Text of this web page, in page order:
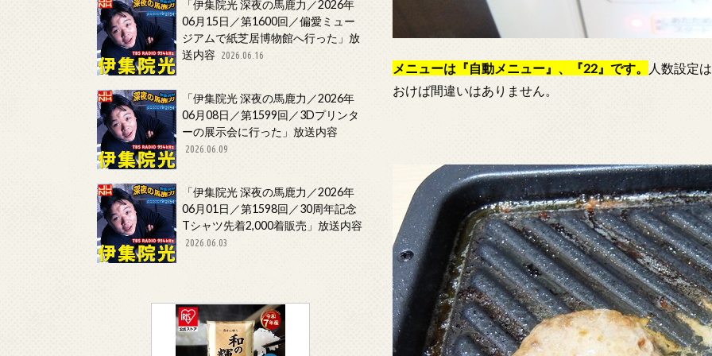
メニューは『自動メニュー』、『22』です。
人数設定
おけば間違いはありません。
「伊集院光 深夜の馬鹿力／2026年
06月15日／第1600回／偏愛ミュー
ジアムで紙芝居博物館へ行った」放
送内容
2026.06.16
「伊集院光 深夜の馬鹿力／2026年
06月08日／第1599回／3Dプリンタ
ーの展示会に行った」放送内容
2026.06.09
「伊集院光 深夜の馬鹿力／2026年
06月01日／第1598回／30周年記念
Tシャツ先着2,000着販売」放送内容
2026.06.03